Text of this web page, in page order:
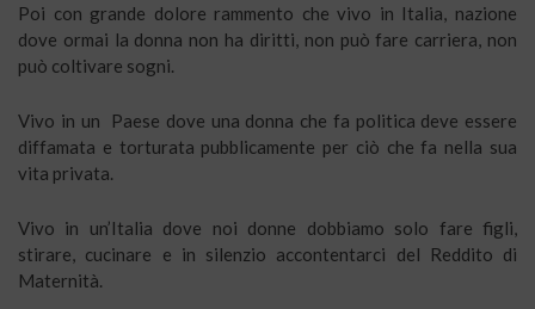
Poi con grande dolore rammento che vivo in Italia, nazione
dove ormai la donna non ha diritti, non può fare carriera, non
può coltivare sogni.
Vivo in un Paese dove una donna che fa politica deve essere
diffamata e torturata pubblicamente per ciò che fa nella sua
vita privata.
Vivo in un’Italia dove noi donne dobbiamo solo fare figli,
stirare, cucinare e in silenzio accontentarci del Reddito di
Maternità.